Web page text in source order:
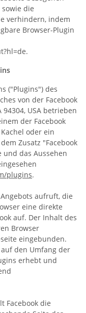
sowie die
verhindern, indem
Browser-Plugin
("Plugins") des
von der Facebook
94304, USA betrieben
der Facebook
oder ein
Zusatz "Facebook
und das Aussehen
plugins.
aufruft, die
eine direkte
auf. Der Inhalt des
Browser
eingebunden.
den Umfang der
erhebt und
Facebook die